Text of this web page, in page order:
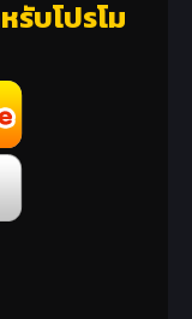
รับโปรโม